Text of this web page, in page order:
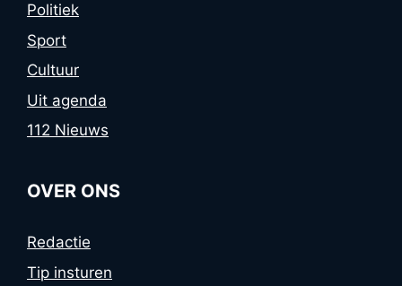
Politiek
Sport
Cultuur
Uit agenda
112 Nieuws
OVER ONS
Redactie
Tip insturen